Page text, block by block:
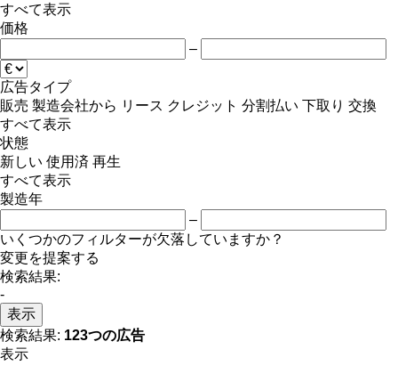
すべて表示
価格
–
広告タイプ
販売 製造会社から リース クレジット 分割払い 下取り 交換
すべて表示
状態
新しい 使用済 再生
すべて表示
製造年
–
いくつかのフィルターが欠落していますか？
変更を提案する
検索結果:
-
表示
検索結果: 123つの広告
表示